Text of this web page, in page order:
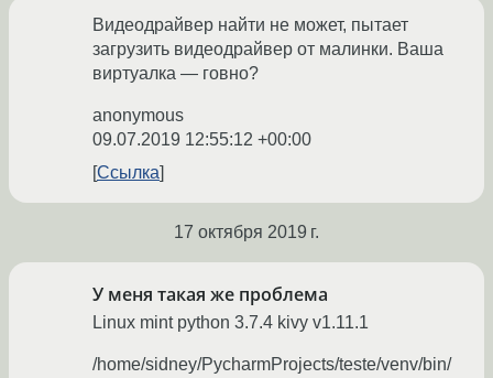
Видеодрайвер найти не может, пытает
загрузить видеодрайвер от малинки. Ваша
виртуалка — говно?
anonymous
09.07.2019 12:55:12 +00:00
Ссылка
17 октября 2019 г.
У меня такая же проблема
Linux mint python 3.7.4 kivy v1.11.1
/home/sidney/PycharmProjects/teste/venv/bin/